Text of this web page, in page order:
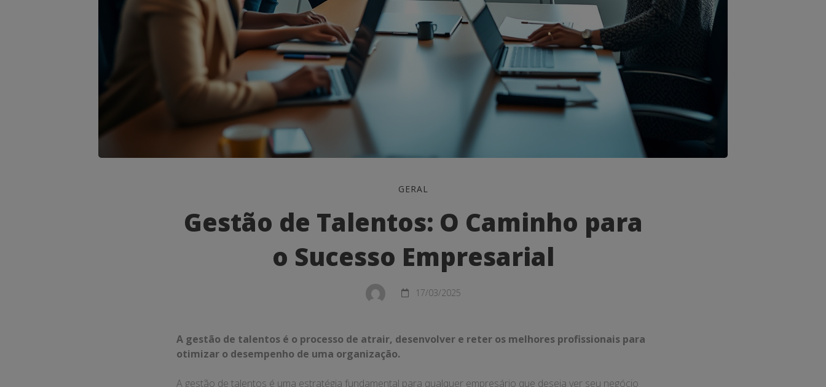
de
Talentos:
o
Sucesso
Empresarial
GERAL
Gestão de Talentos: O Caminho para
o Sucesso Empresarial
17/03/2025
A gestão de talentos é o processo de atrair, desenvolver e reter os melhores profissionais para
otimizar o desempenho de uma organização.
A gestão de talentos é uma estratégia fundamental para qualquer empresário que deseja ver seu negócio